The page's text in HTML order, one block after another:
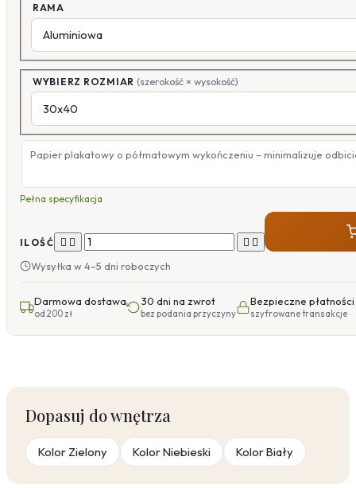
RAMA
WYBIERZ ROZMIAR (szerokość × wysokość)
Papier plakatowy o półmatowym wykończeniu – minimalizuje
Pełna specyfikacja
ILOŚĆ    
Wysyłka w 4–5 dni roboczych
Darmowa dostawa
od 200 zł
30 dni na zwrot
bez podania przyczyny
Bezpieczne płatności
szyfrowane transakcje
Dopasuj do wnętrza
Kolor Zielony Kolor Niebieski Kolor Biały